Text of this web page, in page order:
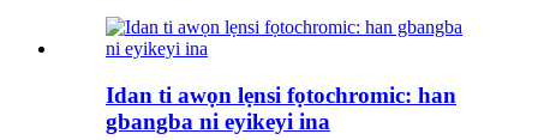
Idan ti awọn lẹnsi fọtochromic: han
gbangba ni eyikeyi ina